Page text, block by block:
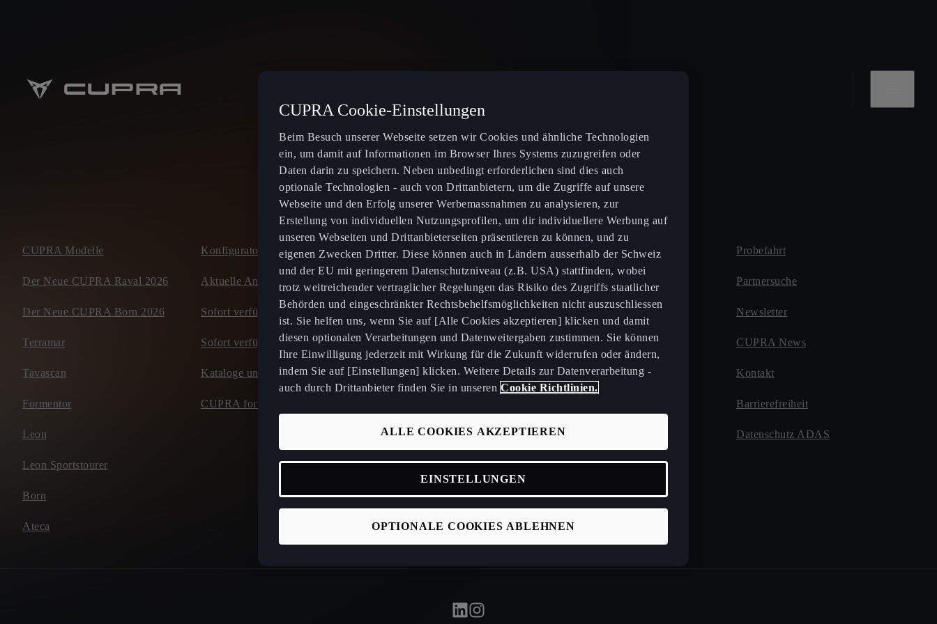
Switzerland
CUPRA Modelle
Der Neue CUPRA Raval 2026
Der Neue CUPRA Born 2026
Terramar
Tavascan
Formentor
Leon
Leon Sportstourer
Born
Ateca
Konfigurator
Aktuelle Angbote
Sofort verfügbare Neuwagen
Sofort verfügbare Occasionen
Kataloge und Preislisten
CUPRA for Business
Elektro Modelle
Ladelösungen & Energie
My CUPRA
Nutzungshinweise
CUPRA Connect
OTA Updates
CUPRA Care
Saisonale Angebote
Zubehörshop
FAQ
Probefahrt
Partnersuche
Newsletter
CUPRA News
Kontakt
Barrierefreiheit
Datenschutz ADAS
CUPRA Cookie-Einstellungen
Beim Besuch unserer Webseite setzen wir Cookies und ähnliche Technologien
ein, um damit auf Informationen im Browser Ihres Systems zuzugreifen oder
Daten darin zu speichern. Neben unbedingt erforderlichen sind dies auch
optionale Technologien - auch von Drittanbietern, um die Zugriffe auf unsere
Webseite und den Erfolg unserer Werbemassnahmen zu analysieren, zur
Erstellung von individuellen Nutzungsprofilen, um dir individuellere Werbung auf
unseren Webseiten und Drittanbieterseiten präsentieren zu können, und zu
eigenen Zwecken Dritter. Diese können auch in Ländern ausserhalb der Schweiz
und der EU mit geringerem Datenschutzniveau (z.B. USA) stattfinden, wobei
trotz weitreichender vertraglicher Regelungen das Risiko des Zugriffs staatlicher
Behörden und eingeschränkter Rechtsbehelfsmöglichkeiten nicht auszuschliessen
ist. Sie helfen uns, wenn Sie auf [Alle Cookies akzeptieren] klicken und damit
diesen optionalen Verarbeitungen und Datenweitergaben zustimmen. Sie können
Ihre Einwilligung jederzeit mit Wirkung für die Zukunft widerrufen oder ändern,
indem Sie auf [Einstellungen] klicken. Weitere Details zur Datenverarbeitung -
auch durch Drittanbieter finden Sie in unseren Cookie Richtlinien.
OPTIONALE COOKIES ABLEHNEN
ALLE COOKIES AKZEPTIEREN
EINSTELLUNGEN